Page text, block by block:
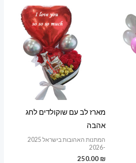
מארז לב עם שוקולדים לחג
אהבה
המתנות האהובות בישראל 2025
-2026
250.00 ₪